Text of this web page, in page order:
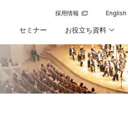
採用情報
新規ウィンドウで開くEnglish
新規ウ
セミナー お役立ち資料